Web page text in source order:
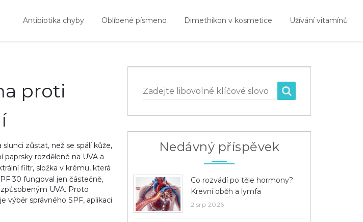
Antibiotika chyby Oblíbené písmeno Dimethikon v kosmetice Užívání vitamínů
proti
zůstat, než se spálí kůže,
paprsky rozdělené na UVA a
filtr, složka v krému, která
30 fungoval jen částečně,
UVA. Proto
výběr správného SPF, aplikaci
Zadejte libovolné klíčové slovo
Nedávný příspěvek
Co rozvádí po těle hormony?
Krevní oběh a lymfa
2 srp 2026